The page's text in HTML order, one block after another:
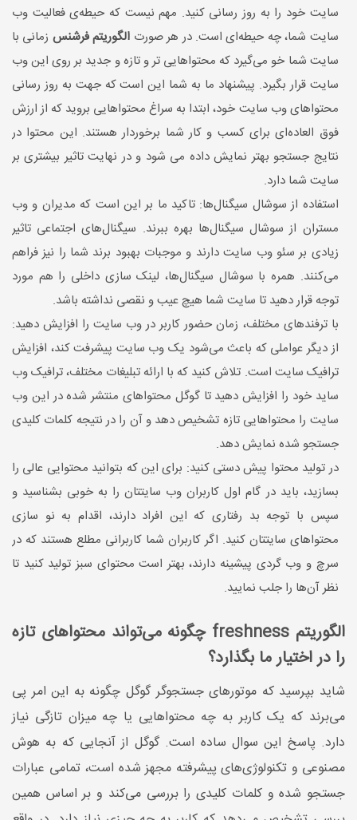
سایت خود را به روز رسانی کنید. مهم نیست که حیطه‌ی فعالیت وب
سایت شما، چه حیطه‌ای است. در هر صورت الگوریتم فرشنس زمانی با
سایت شما خو می‌گیرد که محتوا‌هایی تر و تازه و جدید بر روی این وب
سایت قرار بگیرد. پیشنهاد ما به شما این است که جهت به روز رسانی
محتواهای وب سایت خود، ابتدا به سراغ محتواهایی بروید که از ارزش
فوق العاده‌ای برای کسب و کار شما برخوردار هستند. این محتوا در
نتایج جستجو بهتر نمایش داده می شود و در نهایت تاثیر بیشتری بر
سایت شما دارد.
استفاده از سوشال سیگنال‌ها: تاکید ما بر این است که مدیران و وب
مستران از سوشال سیگنال‌ها بهره ببرند. سیگنال‌های اجتماعی تاثیر
زیادی بر سئو وب سایت دارند و موجبات بهبود برند شما را نیز فراهم
می‌کنند. همره با سوشال سیگنال‌ها، لینک سازی داخلی را هم مورد
توجه قرار دهید تا سایت شما هیچ عیب و نقصی نداشته باشد.
با ترفندهای مختلف، زمان حضور کاربر در وب سایت را افزایش دهید:
از دیگر عواملی که باعث می‌شود یک وب سایت پیشرفت کند، افزایش
ترافیک سایت است. تلاش کنید که با ارائه تبلیغات مختلف، ترافیک وب
ساید خود را افزایش دهید تا گوگل محتواهای منتشر شده در این وب
سایت را محتوا‌هایی تازه تشخیص دهد و آن را در نتیجه کلمات کلیدی
جستجو شده نمایش دهد.
در تولید محتوا پیش دستی کنید: برای این که بتوانید محتوایی عالی را
بسازید، باید در گام اول کاربران وب سایتتان را به خوبی بشناسید و
سپس با توجه بد رفتاری که این افراد دارند، اقدام به نو سازی
محتواهای سایتتان کنید. اگر کاربران شما کاربرانی مطلع هستند که در
سرچ و وب گردی پیشینه دارند، بهتر است محتوای سبز تولید کنید تا
نظر آن‌ها را جلب نمایید.
الگوریتم freshness چگونه می‌تواند محتوا‌های تازه
را در اختیار ما بگذارد؟
شاید بپرسید که موتور‌های جستجو‌گر گوگل چگونه به این امر پی
می‌برند که یک کاربر به چه محتوا‌هایی یا چه میزان تازگی نیاز
دارد. پاسخ این سوال ساده است. گوگل از آنجایی که به هوش
مصنوعی و تکنولوژی‌های پیشرفته مجهز شده است، تمامی عبارات
جستجو شده و کلمات کلیدی را بررسی می‌کند و بر اساس همین